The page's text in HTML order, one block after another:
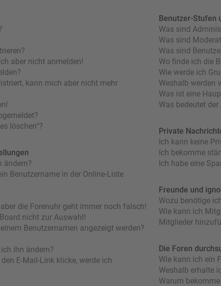
aber nicht anmelden!
kann mich aber nicht mehr
löschen“?
ändern?
Benutzername in der Online-Liste
die Forenuhr geht immer noch falsch!
nicht zur Auswahl!
Benutzernamen angezeigt werden?
ihn ändern?
E-Mail-Link klicke, werde ich
Benutzer-Stufen
Was sind
Was sind
Was sind
Wo finde ich die
Wie werde ich
Weshalb werden
Was ist eine
Was bedeutet
Private
Ich kann keine
Ich bekomme
Ich habe eine
Freunde und
Wozu benötige
Wie kann ich
Mitglieder
Die Foren
Wie kann ich ein
Weshalb erhalte
Warum